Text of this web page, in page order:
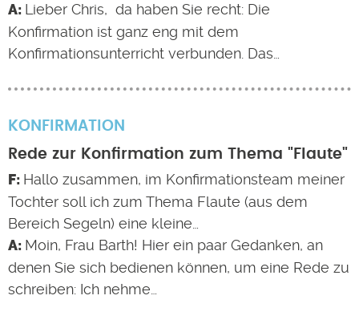
Lieber Chris, da haben Sie recht: Die
Konfirmation ist ganz eng mit dem
Konfirmationsunterricht verbunden. Das…
KONFIRMATION
Rede zur Konfirmation zum Thema "Flaute"
Hallo zusammen, im Konfirmationsteam meiner
Tochter soll ich zum Thema Flaute (aus dem
Bereich Segeln) eine kleine…
Moin, Frau Barth! Hier ein paar Gedanken, an
denen Sie sich bedienen können, um eine Rede zu
schreiben: Ich nehme…